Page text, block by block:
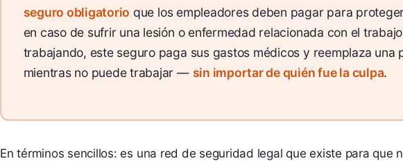
seguro obligatorio que los empleadores deben pagar para
en caso de sufrir una lesión o enfermedad relacionada con el
trabajando, este seguro paga sus gastos médicos y reemplaza una
mientras no puede trabajar — sin importar de quién fue la culpa.
En términos sencillos: es una red de seguridad legal que existe para que